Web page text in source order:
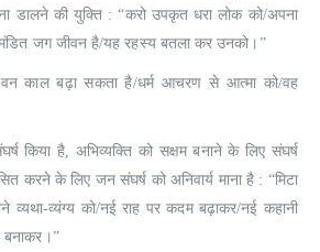
डालने की युक्ति : “करो उपकृत धरा लोक को/अपना
जग जीवन है/यह रहस्य बतला कर उनको।”
काल बढ़ा सकता है/धर्म आचरण से आत्मा को/वह
किया है, अभिव्यक्ति को सक्षम बनाने के लिए संघर्ष
करने के लिए जन संघर्ष को अनिवार्य माना है : “मिटा
व्यथा-व्यंग्य को/नई राह पर कदम बढ़ाकर/नई कहानी
बनाकर।”